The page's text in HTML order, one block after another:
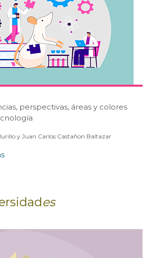
perspectivas, áreas y colores
y Juan Carlos Castañon Baltazar
es